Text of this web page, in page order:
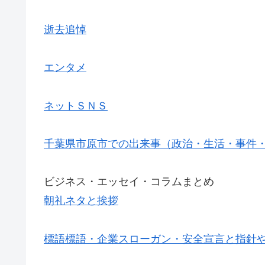
逝去追悼
エンタメ
ネットＳＮＳ
千葉県市原市での出来事（政治・生活・事件・
ビジネス・エッセイ・コラムまとめ
朝礼ネタと挨拶
標語標語・企業スローガン・安全宣言と指針